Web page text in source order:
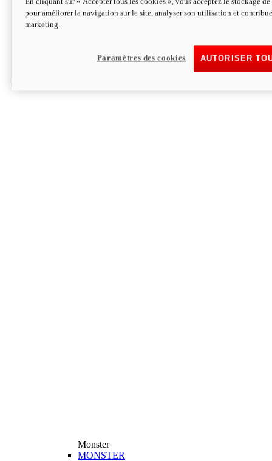
Hypermotard V2 SP 100
Découvrez-le
Monster
MONSTER
pour améliorer la navigation sur le site, analyser son utilisation et
marketing.
AUTORISER
Paramètres des cookies